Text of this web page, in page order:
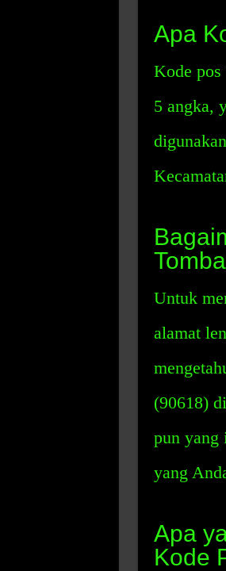
Apa
Kode
5 angka,
Untuk
alamat
(90618)
pun yang
yang
Apa
Kode